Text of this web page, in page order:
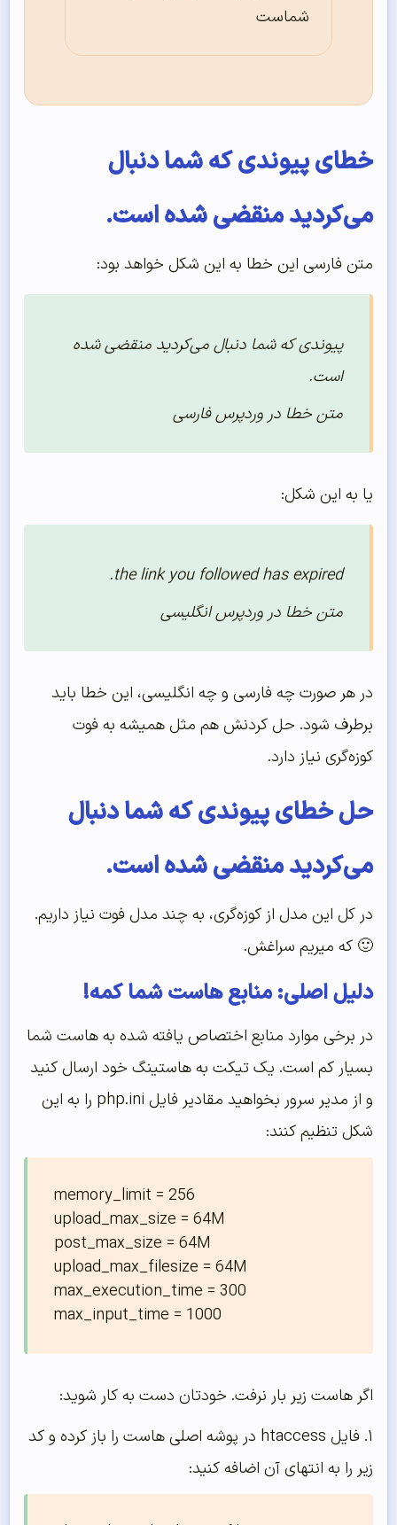
شماست
خطای پیوندی که شما دنبال
می‌کردید منقضی شده است.
متن فارسی این خطا به این شکل خواهد بود:
پیوندی که شما دنبال می‌کردید منقضی شده
است.
متن خطا در وردپرس فارسی
یا به این شکل:
the link you followed has expired.
متن خطا در وردپرس انگلیسی
در هر صورت چه فارسی و چه انگلیسی، این خطا باید
برطرف شود. حل کردنش هم مثل همیشه به فوت
کوزه‌گری نیاز دارد.
حل خطای پیوندی که شما دنبال
می‌کردید منقضی شده است.
در کل این مدل از کوزه‌گری، به چند مدل فوت نیاز داریم.
🙂 که میریم سراغش.
دلیل اصلی: منابع هاست شما کمه!
در برخی موارد منابع اختصاص یافته شده به هاست شما
بسیار کم است. یک تیکت به هاستینگ خود ارسال کنید
و از مدیر سرور بخواهید مقادیر فایل php.ini را به این
شکل تنظیم کنند:
memory_limit = 256
upload_max_size = 64M
post_max_size = 64M
upload_max_filesize = 64M
max_execution_time = 300
max_input_time = 1000
اگر هاست زیر بار نرفت. خودتان دست به کار شوید:
۱. فایل htaccess در پوشه اصلی هاست را باز کرده و کد
زیر را به انتهای آن اضافه کنید: